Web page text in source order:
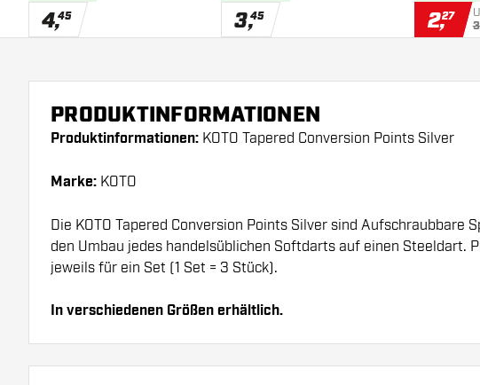
4,45 3,45 2,27
PRODUKTINFORMATIONEN
Produktinformationen: KOTO Tapered Conversion Points Silver
Marke: KOTO
Die KOTO Tapered Conversion Points Silver sind Aufschraubbare
den Umbau jedes handelsüblichen Softdarts auf einen Steeldart.
jeweils für ein Set (1 Set = 3 Stück).
In verschiedenen Größen erhältlich.